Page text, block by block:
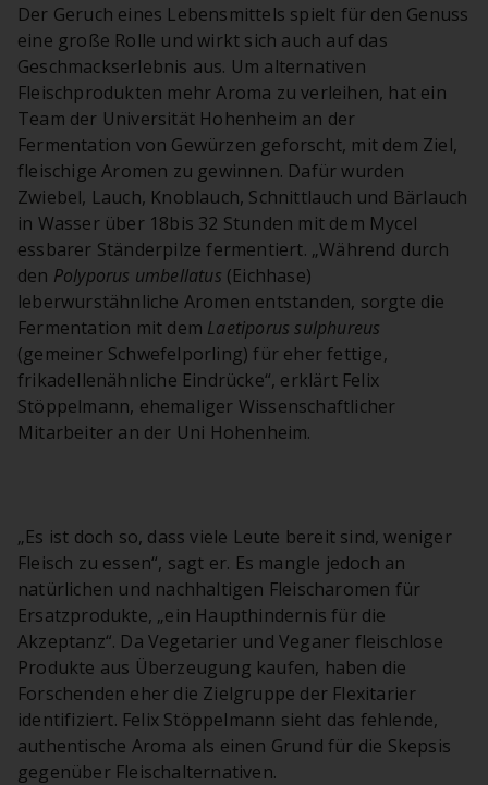
Der Geruch eines Lebensmittels spielt für den Genuss
eine große Rolle und wirkt sich auch auf das
Geschmackserlebnis aus. Um alternativen
Fleischprodukten mehr Aroma zu verleihen, hat ein
Team der Universität Hohenheim an der
Fermentation von Gewürzen geforscht, mit dem Ziel,
fleischige Aromen zu gewinnen. Dafür wurden
Zwiebel, Lauch, Knoblauch, Schnittlauch und Bärlauch
in Wasser über 18bis 32 Stunden mit dem Mycel
essbarer Ständerpilze fermentiert. „Während durch
den Polyporus umbellatus (Eichhase)
leberwurstähnliche Aromen entstanden, sorgte die
Fermentation mit dem Laetiporus sulphureus
(gemeiner Schwefelporling) für eher fettige,
frikadellenähnliche Eindrücke“, erklärt Felix
Stöppelmann, ehemaliger Wissenschaftlicher
Mitarbeiter an der Uni Hohenheim.
„Es ist doch so, dass viele Leute bereit sind, weniger
Fleisch zu essen“, sagt er. Es mangle jedoch an
natürlichen und nachhaltigen Fleischaromen für
Ersatzprodukte, „ein Haupthindernis für die
Akzeptanz“. Da Vegetarier und Veganer fleischlose
Produkte aus Überzeugung kaufen, haben die
Forschenden eher die Zielgruppe der Flexitarier
identifiziert. Felix Stöppelmann sieht das fehlende,
authentische Aroma als einen Grund für die Skepsis
gegenüber Fleischalternativen.